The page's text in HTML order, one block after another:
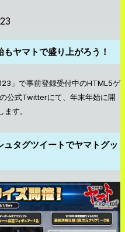
ヤマトで盛り上がろう！
」で事前登録受付中のHTML5ゲ
公式Twitterにて、年末年始に開
す。
タグツイートでヤマトグッ